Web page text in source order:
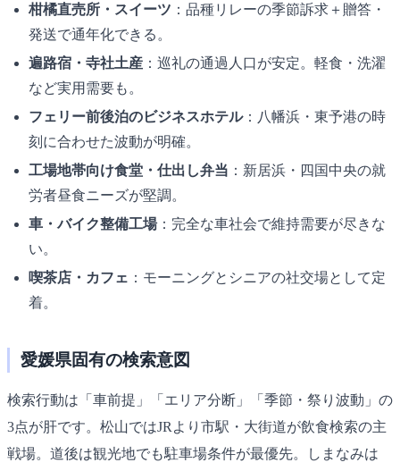
柑橘直売所・スイーツ ：品種リレーの季節訴求＋贈答・
発送で通年化できる。
遍路宿・寺社土産 ：巡礼の通過人口が安定。軽食・洗濯
など実用需要も。
フェリー前後泊のビジネスホテル：八幡浜・東予港の時
刻に合わせた波動が明確。
工場地帯向け食堂・仕出し弁当 ：新居浜・四国中央の就
労者昼食ニーズが堅調。
車・バイク整備工場：完全な車社会で維持需要が尽きな
い。
喫茶店・カフェ ：モーニングとシニアの社交場として定
着。
愛媛県固有の検索意図
検索行動は「車前提」「エリア分断」「季節・祭り波動」の
3点が肝です。松山ではJRより市駅・大街道が飲食検索の主
戦場。道後は観光地でも駐車場条件が最優先。しまなみは